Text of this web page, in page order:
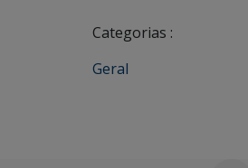
Categorias :
Geral